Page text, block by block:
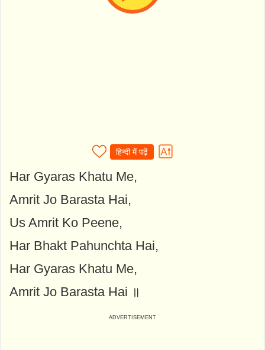
हिन्दी में पढ़ें
Har Gyaras Khatu Me,
Amrit Jo Barasta Hai,
Us Amrit Ko Peene,
Har Bhakt Pahunchta Hai,
Har Gyaras Khatu Me,
Amrit Jo Barasta Hai ॥